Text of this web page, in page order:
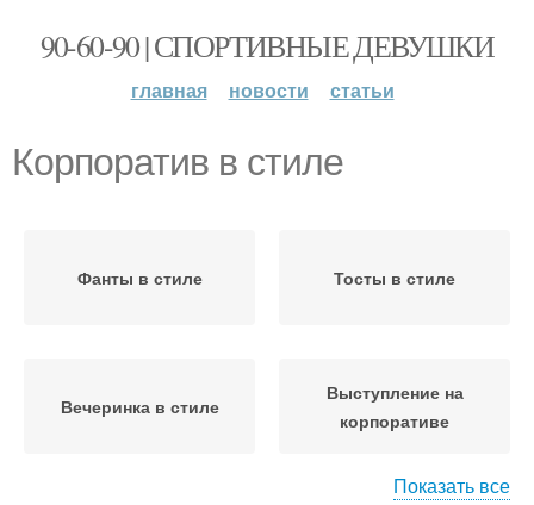
90-60-90 | СПОРТИВНЫЕ ДЕВУШКИ
главная новости статьи
Корпоратив в стиле
Фанты в стиле Тосты в стиле
Вечеринка в стиле
Выступление на
корпоративе
Показать все